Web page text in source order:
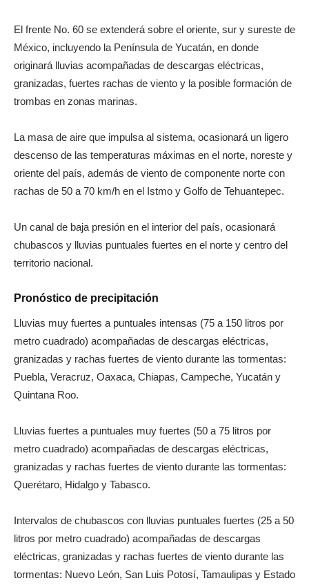
El frente No. 60 se extenderá sobre el oriente, sur y sureste de
México, incluyendo la Península de Yucatán, en donde
originará lluvias acompañadas de descargas eléctricas,
granizadas, fuertes rachas de viento y la posible formación de
trombas en zonas marinas.
La masa de aire que impulsa al sistema, ocasionará un ligero
descenso de las temperaturas máximas en el norte, noreste y
oriente del país, además de viento de componente norte con
rachas de 50 a 70 km/h en el Istmo y Golfo de Tehuantepec.
Un canal de baja presión en el interior del país, ocasionará
chubascos y lluvias puntuales fuertes en el norte y centro del
territorio nacional.
Pronóstico de precipitación
Lluvias muy fuertes a puntuales intensas (75 a 150 litros por
metro cuadrado) acompañadas de descargas eléctricas,
granizadas y rachas fuertes de viento durante las tormentas:
Puebla, Veracruz, Oaxaca, Chiapas, Campeche, Yucatán y
Quintana Roo.
Lluvias fuertes a puntuales muy fuertes (50 a 75 litros por
metro cuadrado) acompañadas de descargas eléctricas,
granizadas y rachas fuertes de viento durante las tormentas:
Querétaro, Hidalgo y Tabasco.
Intervalos de chubascos con lluvias puntuales fuertes (25 a 50
litros por metro cuadrado) acompañadas de descargas
eléctricas, granizadas y rachas fuertes de viento durante las
tormentas: Nuevo León, San Luis Potosí, Tamaulipas y Estado